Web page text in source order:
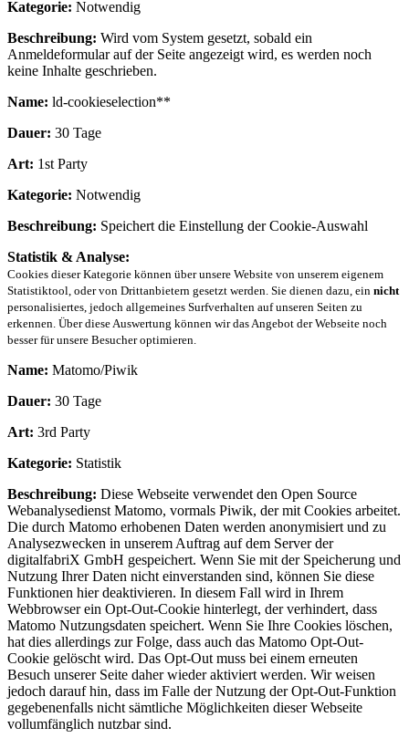
Kategorie: Notwendig
Beschreibung: Wird vom System gesetzt, sobald ein
Anmeldeformular auf der Seite angezeigt wird, es werden noch
keine Inhalte geschrieben.
Name: ld-cookieselection**
Dauer: 30 Tage
Art: 1st Party
Kategorie: Notwendig
Beschreibung: Speichert die Einstellung der Cookie-Auswahl
Statistik & Analyse:
Cookies dieser Kategorie können über unsere Website von unserem eigenem
Statistiktool, oder von Drittanbietern gesetzt werden. Sie dienen dazu, ein nicht
personalisiertes, jedoch allgemeines Surfverhalten auf unseren Seiten zu
erkennen. Über diese Auswertung können wir das Angebot der Webseite noch
besser für unsere Besucher optimieren.
Name: Matomo/Piwik
Dauer: 30 Tage
Art: 3rd Party
Kategorie: Statistik
Beschreibung: Diese Webseite verwendet den Open Source
Webanalysedienst Matomo, vormals Piwik, der mit Cookies arbeitet.
Die durch Matomo erhobenen Daten werden anonymisiert und zu
Analysezwecken in unserem Auftrag auf dem Server der
digitalfabriX GmbH gespeichert. Wenn Sie mit der Speicherung und
Nutzung Ihrer Daten nicht einverstanden sind, können Sie diese
Funktionen hier deaktivieren. In diesem Fall wird in Ihrem
Webbrowser ein Opt-Out-Cookie hinterlegt, der verhindert, dass
Matomo Nutzungsdaten speichert. Wenn Sie Ihre Cookies löschen,
hat dies allerdings zur Folge, dass auch das Matomo Opt-Out-
Cookie gelöscht wird. Das Opt-Out muss bei einem erneuten
Besuch unserer Seite daher wieder aktiviert werden. Wir weisen
jedoch darauf hin, dass im Falle der Nutzung der Opt-Out-Funktion
gegebenenfalls nicht sämtliche Möglichkeiten dieser Webseite
vollumfänglich nutzbar sind.